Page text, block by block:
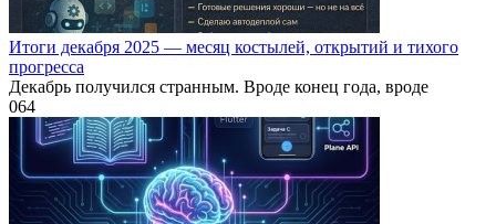
Итоги декабря 2025 — месяц костылей, открытий и тихого
прогресса
Декабрь получился странным. Вроде конец года, вроде
064